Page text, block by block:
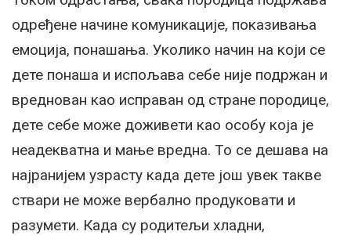
одређене начине комуникације, показивања
емоција, понашања. Уколико начин на који се
дете понаша и испољава себе није подржан и
вреднован као исправан од стране породице,
дете себе може доживети као особу која је
неадекватна и мање вредна. То се дешава на
најранијем узрасту када дете још увек такве
ствари не може вербално продуковати и
разумети. Када су родитељи хладни,